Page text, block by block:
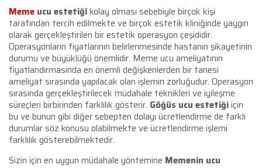
Meme ucu estetiğikolay olması sebebiyle birçok kişi
tarafından tercih edilmekte ve birçok estetik kliniğinde yaygın
olarak gerçekleştirilen bir estetik operasyon çeşididir.
Operasyonların fiyatlarının belirlenmesinde hastanın şikayetinin
durumu ve büyüklüğü önemlidir. Meme ucu ameliyatının
fiyatlandırmasında en önemli değişkenlerden bir tanesi
ameliyat sırasında yapılacak olan işlemin zorluğudur. Operasyon
sırasında gerçekleştirilecek müdahale teknikleri ve iyileşme
süreçleri birbirinden farklılık gösterir. Göğüs ucu estetiğiiçin
bu ve bunun gibi diğer sebepten dolayı ücretlendirme de farklı
durumlar söz konusu olabilmekte ve ücretlendirme işlemi
farklılık gösterebilmektedir.
Sizin için en uygun müdahale yöntemine Memenin ucu